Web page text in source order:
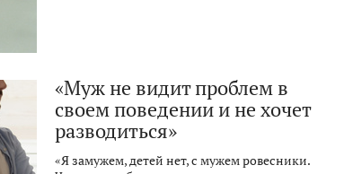
«Муж не видит проблем в
своем поведении и не хочет
разводиться»
«Я замужем, детей нет, с мужем ровесники.